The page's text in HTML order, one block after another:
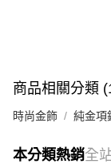
商品相關分類
時尚金飾 純金項
本分類熱銷全